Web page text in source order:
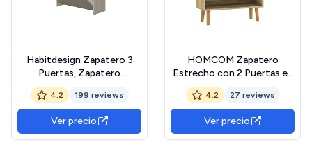
Habitdesign Zapatero 3
Puertas, Zapatero
Estrecho, Acabado en
Color Roble Canadian,
Medidas: 60 cm (Largo) x
113 cm (Alto) x 22 cm
(Fondo)
4.2 199 reviews
Ver precio
HOMCOM Zapatero
Estrecho con 2 Puertas en
Blanco Brillo, Zapatero
Entrada Recibidor con
Estantes Ajustables Patas
de Madera, para 12 Pares de
Zapatos, 60x24x91 cm
4.2 27 reviews
Ver precio